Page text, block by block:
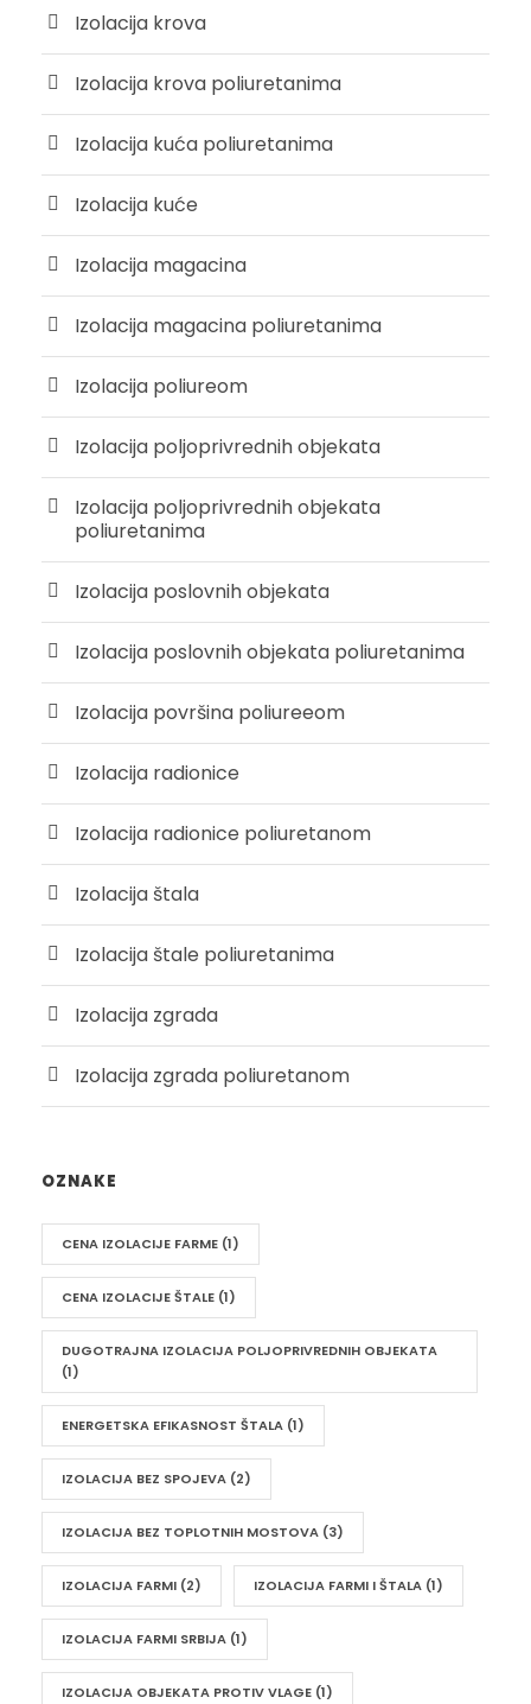
Izolacija krova
Izolacija krova poliuretanima
Izolacija kuća poliuretanima
Izolacija kuće
Izolacija magacina
Izolacija magacina poliuretanima
Izolacija poliureom
Izolacija poljoprivrednih objekata
Izolacija poljoprivrednih objekata
poliuretanima
Izolacija poslovnih objekata
Izolacija poslovnih objekata poliuretanima
Izolacija površina poliureeom
Izolacija radionice
Izolacija radionice poliuretanom
Izolacija štala
Izolacija štale poliuretanima
Izolacija zgrada
Izolacija zgrada poliuretanom
OZNAKE
CENA IZOLACIJE FARME (1)
CENA IZOLACIJE ŠTALE (1)
DUGOTRAJNA IZOLACIJA POLJOPRIVREDNIH OBJEKATA
(1)
ENERGETSKA EFIKASNOST ŠTALA (1)
IZOLACIJA BEZ SPOJEVA (2)
IZOLACIJA BEZ TOPLOTNIH MOSTOVA (3)
IZOLACIJA FARMI (2) IZOLACIJA FARMI I ŠTALA (1)
IZOLACIJA FARMI SRBIJA (1)
IZOLACIJA OBJEKATA PROTIV VLAGE (1)